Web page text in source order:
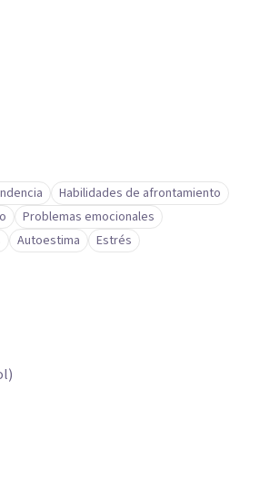
Habilidades de afrontamiento
Problemas emocionales
Autoestima
Estrés